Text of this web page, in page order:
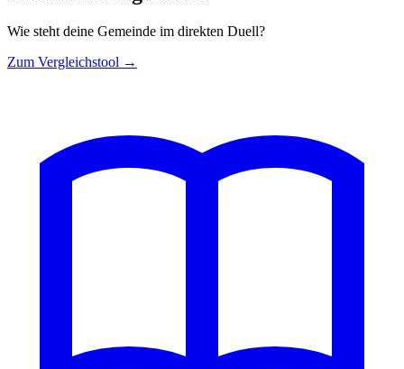
Wie steht deine Gemeinde im direkten Duell?
Zum Vergleichstool →